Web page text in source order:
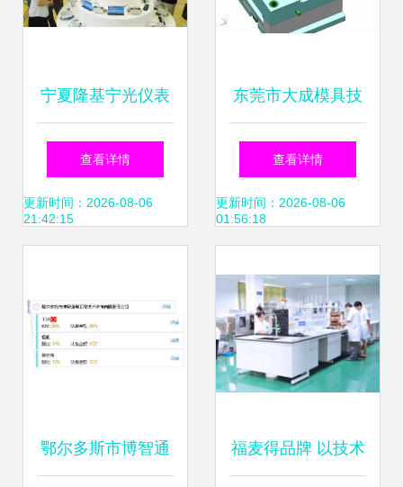
宁夏隆基宁光仪表
股份技术咨询详解
查看详情
更新时间：2026-08-06
21:42:15
东莞市大成模具技
术咨询 手机类模具
设计与精密制造的
查看详情
更新时间：2026-08-06
01:56:18
鄂尔多斯市博智通 福麦得品牌 以技术